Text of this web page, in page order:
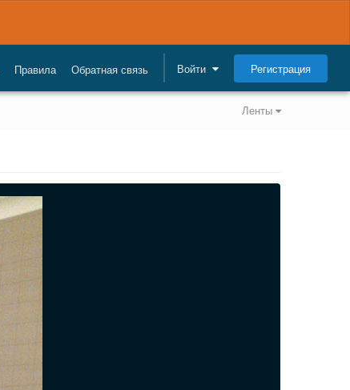
Правила Обратная связь Войти Регистрация
Ленты